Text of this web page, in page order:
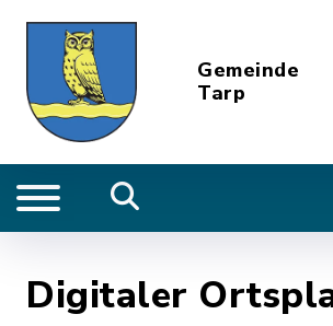
Gemeinde
Tarp
Digitaler